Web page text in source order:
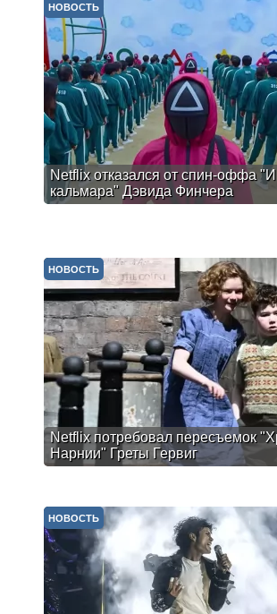
Netflix отказался от спин-оффа
кальмара" Дэвида Финчера
НОВОСТЬ
Netflix потребовал пересъемок
Нарнии" Греты Гервиг
НОВОСТЬ
НОВОСТЬ